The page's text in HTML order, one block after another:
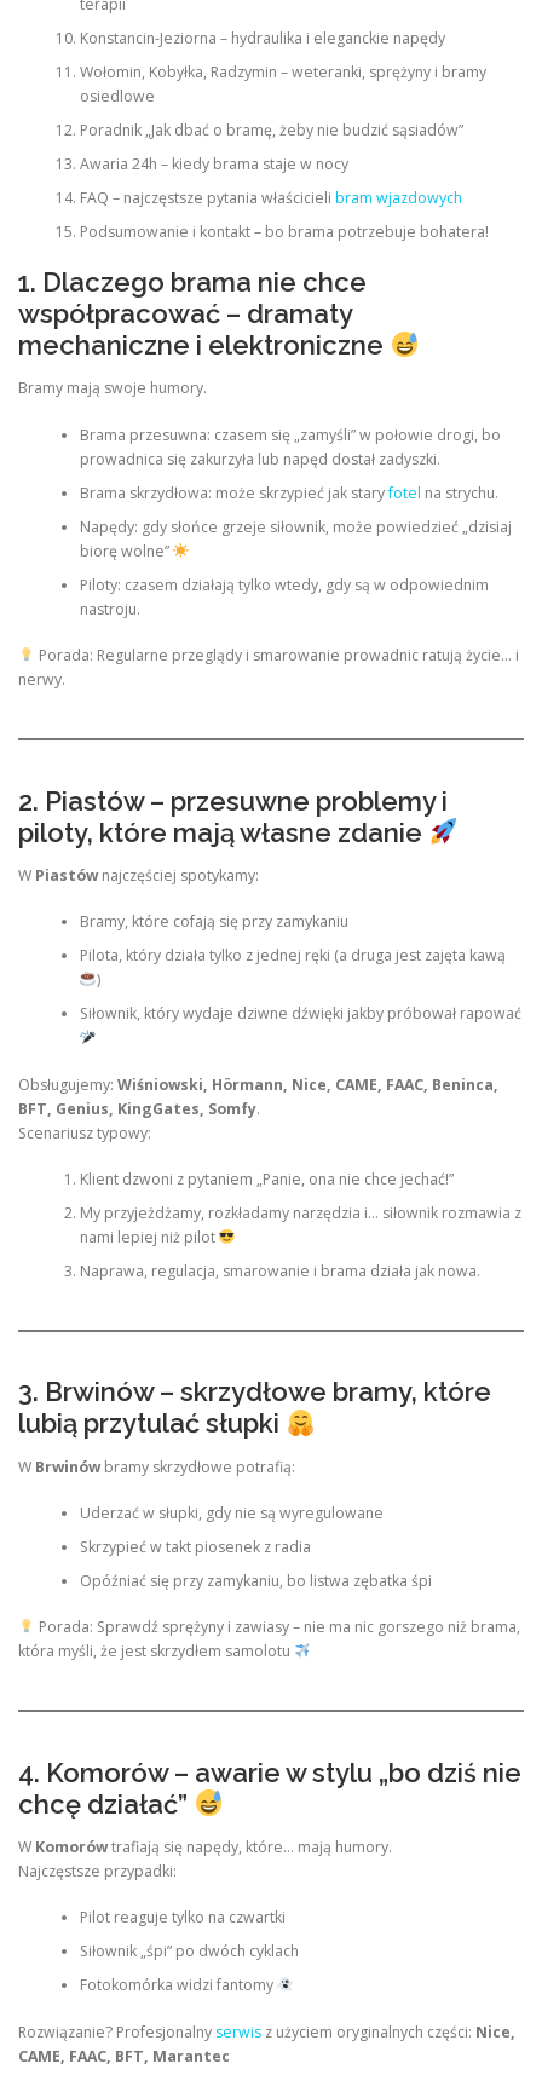
Konstancin-Jeziorna – hydraulika i eleganckie napędy
Wołomin, Kobyłka, Radzymin – weteranki, sprężyny i bramy
osiedlowe
Poradnik „Jak dbać o bramę, żeby nie budzić sąsiadów”
Awaria 24h – kiedy brama staje w nocy
FAQ – najczęstsze pytania właścicieli bram wjazdowych
Podsumowanie i kontakt – bo brama potrzebuje bohatera!
1. Dlaczego brama nie chce
współpracować – dramaty
mechaniczne i elektroniczne
Bramy mają swoje humory.
Brama przesuwna: czasem się „zamyśli” w połowie drogi, bo
prowadnica się zakurzyła lub napęd dostał zadyszki.
Brama skrzydłowa: może skrzypieć jak staryfotel na strychu.
Napędy: gdy słońce grzeje siłownik, może powiedzieć „dzisiaj
biorę wolne”
Piloty: czasem działają tylko wtedy, gdy są w odpowiednim
nastroju.
Porada: Regularne przeglądy i smarowanie prowadnic ratują życie… i
nerwy.
2. Piastów – przesuwne problemy i
piloty, które mają własne zdanie
W Piastównajczęściej spotykamy:
Bramy, które cofają się przy zamykaniu
Pilota, który działa tylko z jednej ręki (a druga jest zajęta kawą
)
Siłownik, który wydaje dziwne dźwięki jakby próbował rapować
Obsługujemy: Wiśniowski, Hörmann, Nice, CAME, FAAC, Beninca,
BFT, Genius, KingGates, Somfy.
Scenariusz typowy:
Klient dzwoni z pytaniem „Panie, ona nie chce jechać!”
My przyjeżdżamy, rozkładamy narzędzia i… siłownik rozmawia z
nami lepiej niż pilot
Naprawa, regulacja, smarowanie i brama działa jak nowa.
3. Brwinów – skrzydłowe bramy, które
lubią przytulać słupki
W Brwinówbramy skrzydłowe potrafią:
Uderzać w słupki, gdy nie są wyregulowane
Skrzypieć w takt piosenek z radia
Opóźniać się przy zamykaniu, bo listwa zębatka śpi
Porada: Sprawdź sprężyny i zawiasy – nie ma nic gorszego niż brama,
która myśli, że jest skrzydłem samolotu
4. Komorów – awarie w stylu „bo dziś nie
chcę działać”
W Komorówtrafiają się napędy, które… mają humory.
Najczęstsze przypadki:
Pilot reaguje tylko na czwartki
Siłownik „śpi” po dwóch cyklach
Fotokomórka widzi fantomy
Rozwiązanie? Profesjonalny serwis z użyciem oryginalnych części: Nice,
CAME, FAAC, BFT, Marantec